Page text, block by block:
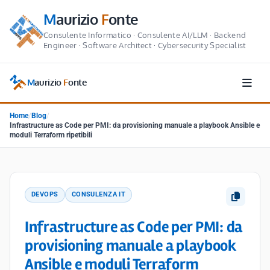
MaurizioFonte
Consulente Informatico · Consulente AI/LLM · Backend
Engineer · Software Architect · Cybersecurity Specialist
Maurizio Fonte
Home/ Blog/
Infrastructure as Code per PMI: da provisioning manuale a playbook Ansible e
moduli Terraform ripetibili
DEVOPS CONSULENZA IT
Infrastructure as Code per PMI: da
provisioning manuale a playbook
Ansible e moduli Terraform